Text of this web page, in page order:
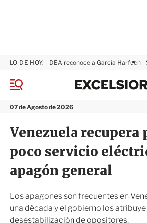
M
n
07 de Agosto de 2026
LO DE HOY: DEA reconoce a García Harfuch
x
Venezuela recupera
poco servicio
apagón general
Los apagones son frecuentes en
una década y el gobierno los
desestabilización de opositores.